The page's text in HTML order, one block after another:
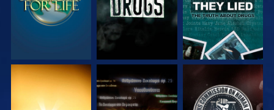
ΠΑΡΑΚΟΛΟΥΘΗΣΤΕ ΠΑΡΑΚΟΛΟΥΘΗΣΤΕ ΠΑΡΑΚΟΛΟΥΘΗΣΤΕ